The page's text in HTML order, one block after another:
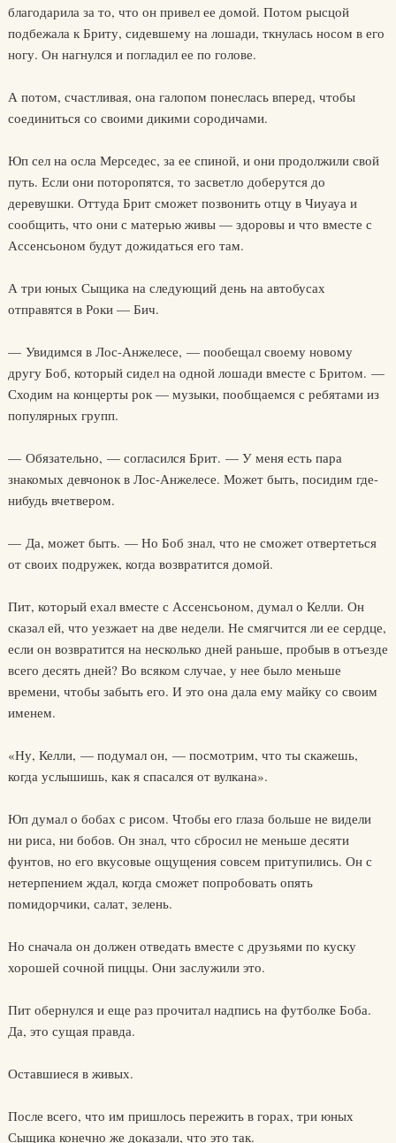
благодарила за то, что он привел ее домой. Потом рысцой
подбежала к Бриту, сидевшему на лошади, ткнулась носом в его
ногу. Он нагнулся и погладил ее по голове.
А потом, счастливая, она галопом понеслась вперед, чтобы
соединиться со своими дикими сородичами.
Юп сел на осла Мерседес, за ее спиной, и они продолжили свой
путь. Если они поторопятся, то засветло доберутся до
деревушки. Оттуда Брит сможет позвонить отцу в Чиуауа и
сообщить, что они с матерью живы — здоровы и что вместе с
Ассенсьоном будут дожидаться его там.
А три юных Сыщика на следующий день на автобусах
отправятся в Роки — Бич.
— Увидимся в Лос-Анжелесе, — пообещал своему новому
другу Боб, который сидел на одной лошади вместе с Бритом. —
Сходим на концерты рок — музыки, пообщаемся с ребятами из
популярных групп.
— Обязательно, — согласился Брит. — У меня есть пара
знакомых девчонок в Лос-Анжелесе. Может быть, посидим где-
нибудь вчетвером.
— Да, может быть. — Но Боб знал, что не сможет отвертеться
от своих подружек, когда возвратится домой.
Пит, который ехал вместе с Ассенсьоном, думал о Келли. Он
сказал ей, что уезжает на две недели. Не смягчится ли ее сердце,
если он возвратится на несколько дней раньше, пробыв в отъезде
всего десять дней? Во всяком случае, у нее было меньше
времени, чтобы забыть его. И это она дала ему майку со своим
именем.
«Ну, Келли, — подумал он, — посмотрим, что ты скажешь,
когда услышишь, как я спасался от вулкана».
Юп думал о бобах с рисом. Чтобы его глаза больше не видели
ни риса, ни бобов. Он знал, что сбросил не меньше десяти
фунтов, но его вкусовые ощущения совсем притупились. Он с
нетерпением ждал, когда сможет попробовать опять
помидорчики, салат, зелень.
Но сначала он должен отведать вместе с друзьями по куску
хорошей сочной пиццы. Они заслужили это.
Пит обернулся и еще раз прочитал надпись на футболке Боба.
Да, это сущая правда.
Оставшиеся в живых.
После всего, что им пришлось пережить в горах, три юных
Сыщика конечно же доказали, что это так.